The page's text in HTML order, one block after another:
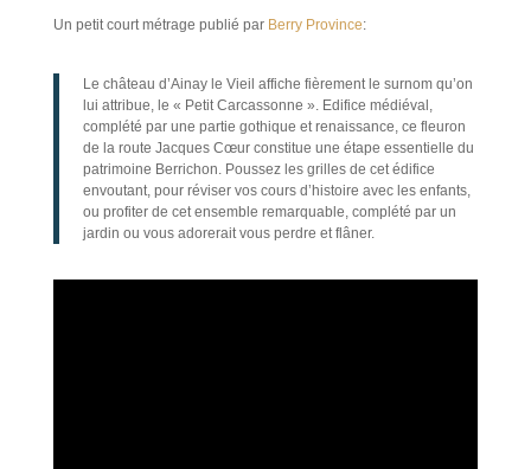
Un petit court métrage publié par Berry Province:
Le château d’Ainay le Vieil affiche fièrement le surnom qu’on
lui attribue, le « Petit Carcassonne ». Edifice médiéval,
complété par une partie gothique et renaissance, ce fleuron
de la route Jacques Cœur constitue une étape essentielle du
patrimoine Berrichon. Poussez les grilles de cet édifice
envoutant, pour réviser vos cours d’histoire avec les enfants,
ou profiter de cet ensemble remarquable, complété par un
jardin ou vous adorerait vous perdre et flâner.